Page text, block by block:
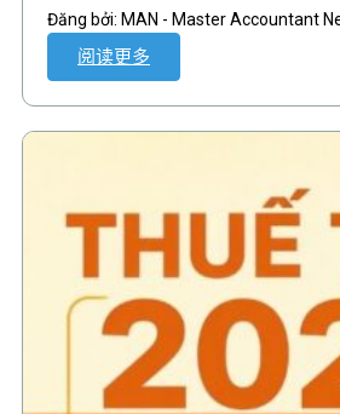
Đăng bởi: MAN - Master Accountant
阅读更多